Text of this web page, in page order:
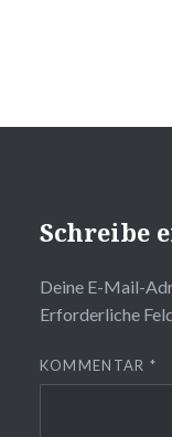
Schreibe
Deine E-Mail-
Erforderliche
KOMMENTAR *